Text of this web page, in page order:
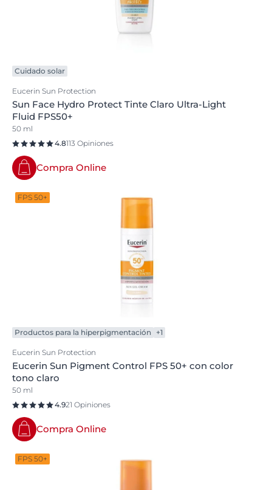
Cuidado solar
Eucerin Sun Protection
Sun Face Hydro Protect Tinte Claro Ultra-Light
Fluid FPS50+
50 ml
4.8113 Opiniones
Compra Online
FPS 50+
Productos para la hiperpigmentación +1
Eucerin Sun Protection
Eucerin Sun Pigment Control FPS 50+ con color
tono claro
50 ml
4.921 Opiniones
Compra Online
FPS 50+